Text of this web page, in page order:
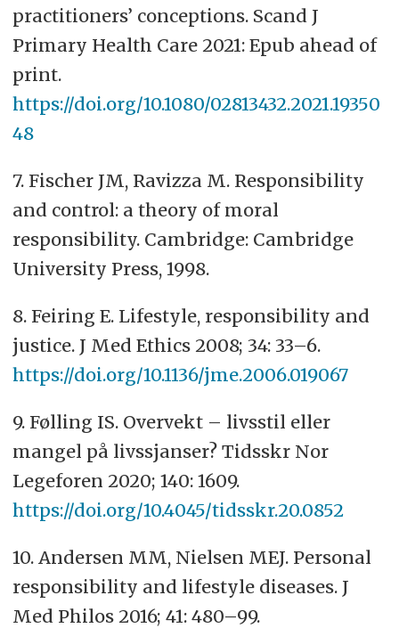
practitioners’ conceptions. Scand J
Primary Health Care 2021: Epub ahead of
print.
https://doi.org/10.1080/02813432.2021.19350
48
7. Fischer JM, Ravizza M. Responsibility
and control: a theory of moral
responsibility. Cambridge: Cambridge
University Press, 1998.
8. Feiring E. Lifestyle, responsibility and
justice. J Med Ethics 2008; 34: 33–6.
https://doi.org/10.1136/jme.2006.019067
9. Følling IS. Overvekt – livsstil eller
mangel på livssjanser? Tidsskr Nor
Legeforen 2020; 140: 1609.
https://doi.org/10.4045/tidsskr.20.0852
10. Andersen MM, Nielsen MEJ. Personal
responsibility and lifestyle diseases. J
Med Philos 2016; 41: 480–99.